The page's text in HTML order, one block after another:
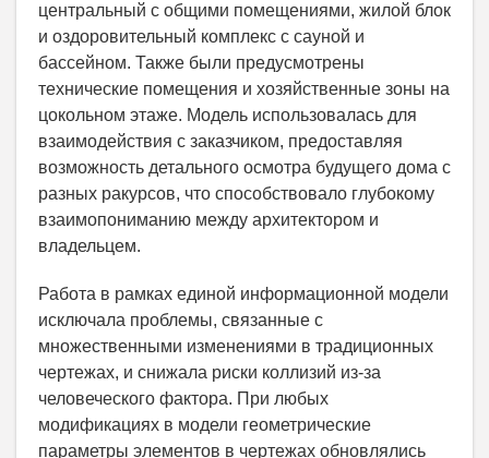
центральный с общими помещениями, жилой блок
и оздоровительный комплекс с сауной и
бассейном. Также были предусмотрены
технические помещения и хозяйственные зоны на
цокольном этаже. Модель использовалась для
взаимодействия с заказчиком, предоставляя
возможность детального осмотра будущего дома с
разных ракурсов, что способствовало глубокому
взаимопониманию между архитектором и
владельцем.
Работа в рамках единой информационной модели
исключала проблемы, связанные с
множественными изменениями в традиционных
чертежах, и снижала риски коллизий из-за
человеческого фактора. При любых
модификациях в модели геометрические
параметры элементов в чертежах обновлялись